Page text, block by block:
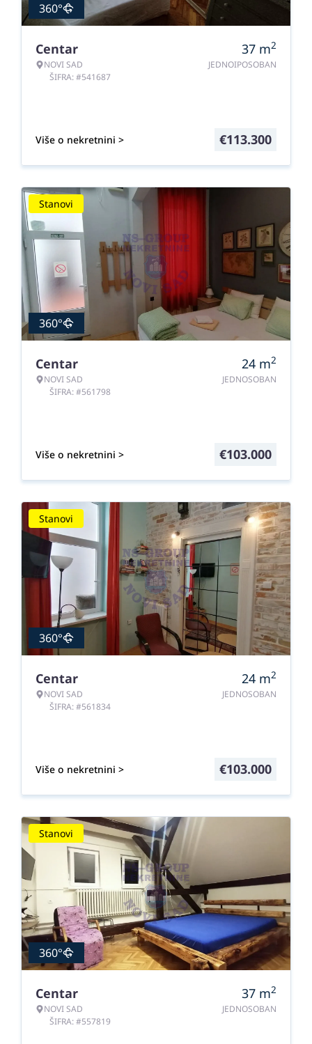
360°
Centar
NOVI SAD
ŠIFRA: #541687
37 m2
JEDNOIPOSOBAN
Više o nekretnini > €113.300
Stanovi
360°
Centar
NOVI SAD
ŠIFRA: #561798
24 m2
JEDNOSOBAN
Više o nekretnini > €103.000
Stanovi
360°
Centar
NOVI SAD
ŠIFRA: #561834
24 m2
JEDNOSOBAN
Više o nekretnini > €103.000
Stanovi
360°
Centar
NOVI SAD
ŠIFRA: #557819
37 m2
JEDNOSOBAN